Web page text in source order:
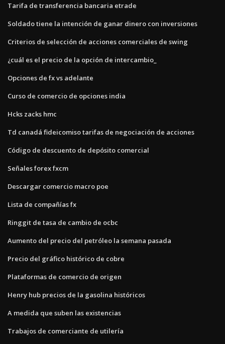
Tarifa de transferencia bancaria etrade
Soldado tiene la intención de ganar dinero con inversiones
Criterios de selección de acciones comerciales de swing
¿cuál es el precio de la opción de intercambio_
Opciones de fx vs adelante
Curso de comercio de opciones india
Hcks zacks hmc
Td canadá fideicomiso tarifas de negociación de acciones
Código de descuento de depósito comercial
Señales forex fxcm
Descargar comercio macro poe
Lista de compañías fx
Ringgit de tasa de cambio de ocbc
Aumento del precio del petróleo la semana pasada
Precio del gráfico histórico de cobre
Plataformas de comercio de origen
Henry hub precios de la gasolina históricos
A medida que suben las existencias
Trabajos de comerciante de utilería